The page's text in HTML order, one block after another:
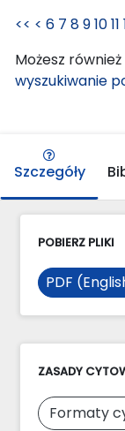
<< < 6 7 891011
Możesz również
wyszukiwanie
Szczegóły
POBIERZ PLIKI
PDF
ZASADY
Formaty